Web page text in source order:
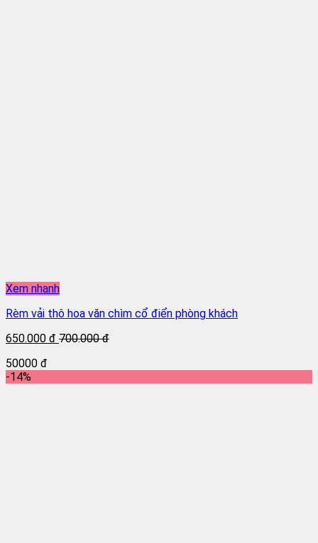
Xem nhanh
Rèm vải thô hoa văn chìm cổ điển phòng khách
650.000 đ 700.000 đ
50000 đ
-14%